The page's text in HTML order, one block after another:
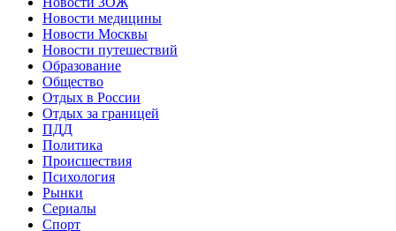
Новости медицины
Новости Москвы
Новости путешествий
Образование
Общество
Отдых в России
Отдых за границей
ПДД
Политика
Происшествия
Психология
Рынки
Сериалы
Спорт